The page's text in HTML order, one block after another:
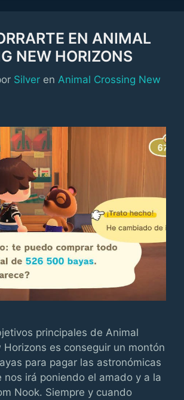
EN ANIMAL
NEW HORIZONS
Silver en Categorías
Animal Crossing New
principales de Animal
Horizons es conseguir un montón
para pagar las astronómicas
nos irá poniendo el amado y a la
Nook. Siempre y cuando